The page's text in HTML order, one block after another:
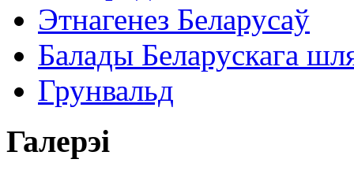
Этнагенез Беларусаў
Балады Беларускага
Грунвальд
Галерэі